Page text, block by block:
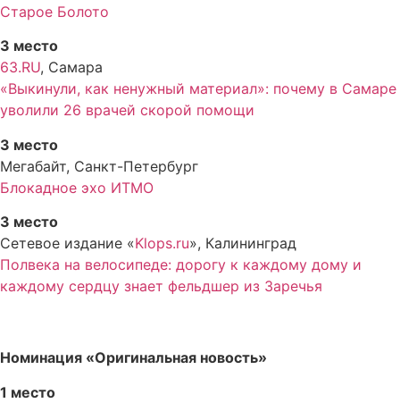
Старое Болото
3 место
63.RU, Самара
«Выкинули, как ненужный материал»: почему в Самаре
уволили 26 врачей скорой помощи
3 место
Мегабайт, Санкт-Петербург
Блокадное эхо ИТМО
3 место
Сетевое издание «Klops.ru», Калининград
Полвека на велосипеде: дорогу к каждому дому и
каждому сердцу знает фельдшер из Заречья
Номинация «Оригинальная новость»
1 место